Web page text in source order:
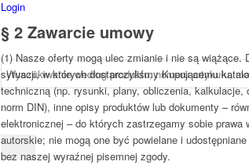
Login
§ 2 Zawarcie umowy
(1) Nasze oferty mogą ulec zmianie i nie są wiążące.
sytuacji, w których dostarczyliśmy Kupującemu
techniczną (np. rysunki, plany, obliczenia, kalkulacje,
norm DIN), inne opisy produktów lub dokumenty –
elektronicznej – do których zastrzegamy sobie prawa
autorskie; nie mogą one być powielane i
bez naszej wyraźnej pisemnej zgody.